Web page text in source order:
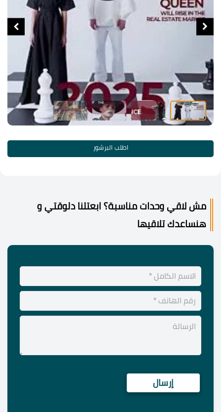
اطلب البرشور
مش لاقي وحدات مناسبة؟ ابعتلنا دلوقتي و
هنساعدك تلاقيها